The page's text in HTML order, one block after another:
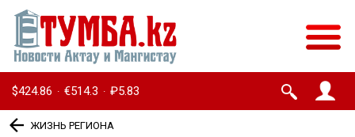
$424.86 · €514.3 · ₽5.83
ЖИЗНЬ РЕГИОНА